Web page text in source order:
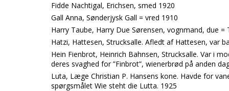
Fidde Nachtigal, Erichsen, smed 1920
Gall Anna, Sønderjysk Gall = vred 1910
Harry Taube, Harry Due Sørensen, vognmand, due =
Hatzi, Hattesen, Strucksalle. Afledt af Hattesen, var
Hein Fienbrot, Heinrich Bahnsen, Strucksalle. Var i
deres svaghed for ”Finbrot”, wienerbrød på anden
Luta, Læge Christian P. Hansens kone. Havde for
spørgsmålet Wie steht die Lutta. 1925